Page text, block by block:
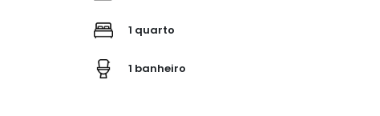
1 quarto
1 banheiro